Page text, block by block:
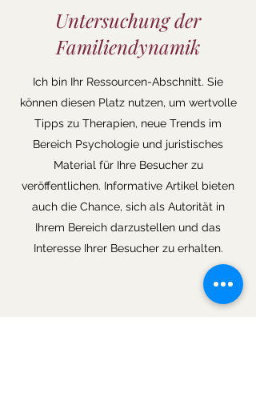
Untersuchung der
Familiendynamik
Ich bin Ihr Ressourcen-Abschnitt. Sie
können diesen Platz nutzen, um wertvolle
Tipps zu Therapien, neue Trends im
Bereich Psychologie und juristisches
Material für Ihre Besucher zu
veröffentlichen. Informative Artikel bieten
auch die Chance, sich als Autorität in
Ihrem Bereich darzustellen und das
Interesse Ihrer Besucher zu erhalten.